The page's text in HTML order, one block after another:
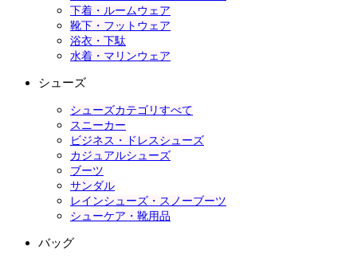
下着・ルームウェア
靴下・フットウェア
浴衣・下駄
水着・マリンウェア
シューズ
シューズカテゴリすべて
スニーカー
ビジネス・ドレスシューズ
カジュアルシューズ
ブーツ
サンダル
レインシューズ・スノーブーツ
シューケア・靴用品
バッグ